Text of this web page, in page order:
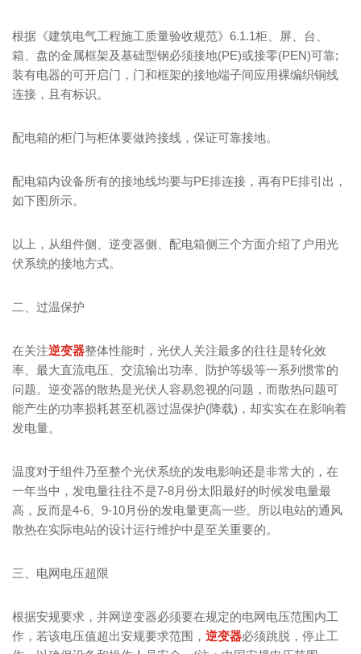
根据《建筑电气工程施工质量验收规范》6.1.1柜、屏、台、
箱、盘的金属框架及基础型钢必须接地(PE)或接零(PEN)可靠;
装有电器的可开启门，门和框架的接地端子间应用裸编织铜线
连接，且有标识。
配电箱的柜门与柜体要做跨接线，保证可靠接地。
配电箱内设备所有的接地线均要与PE排连接，再有PE排引出，
如下图所示。
以上，从组件侧、逆变器侧、配电箱侧三个方面介绍了户用光
伏系统的接地方式。
二、过温保护
在关注逆变器整体性能时，光伏人关注最多的往往是转化效
率、最大直流电压、交流输出功率、防护等级等一系列惯常的
问题。逆变器的散热是光伏人容易忽视的问题，而散热问题可
能产生的功率损耗甚至机器过温保护(降载)，却实实在在影响着
发电量。
温度对于组件乃至整个光伏系统的发电影响还是非常大的，在
一年当中，发电量往往不是7-8月份太阳最好的时候发电量最
高，反而是4-6、9-10月份的发电量更高一些。所以电站的通风
散热在实际电站的设计运行维护中是至关重要的。
三、电网电压超限
根据安规要求，并网逆变器必须要在规定的电网电压范围内工
作，若该电压值超出安规要求范围， 逆变器必须跳脱，停止工